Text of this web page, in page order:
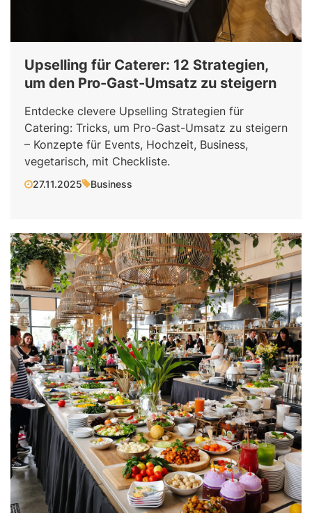
Upselling für Caterer: 12 Strategien,
um den Pro-Gast-Umsatz zu steigern
Entdecke clevere Upselling Strategien für
Catering: Tricks, um Pro-Gast-Umsatz zu steigern
– Konzepte für Events, Hochzeit, Business,
vegetarisch, mit Checkliste.
27.11.2025 Business